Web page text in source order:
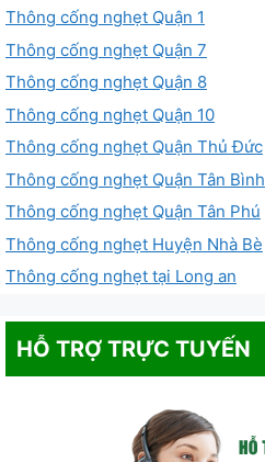
Thông cống nghẹt Quận 1
Thông cống nghẹt Quận 7
Thông cống nghẹt Quận 8
Thông cống nghẹt Quận 10
Thông cống nghẹt Quận Thủ Đức
Thông cống nghẹt Quận Tân Bình
Thông cống nghẹt Quận Tân Phú
Thông cống nghẹt Huyện Nhà Bè
Thông cống nghẹt tại Long an
HỖ TRỢ TRỰC TUYẾN